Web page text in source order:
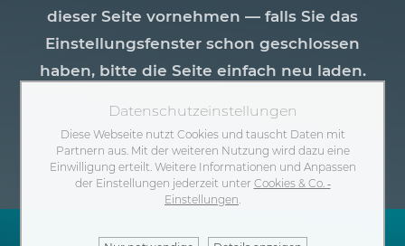
dieser Seite vornehmen — falls Sie das
Einstellungsfenster schon geschlossen
haben, bitte die Seite einfach neu laden.
Datenschutzeinstellungen
Diese Webseite nutzt Cookies und tauscht Daten mit
Partnern aus. Mit der weiteren Nutzung wird dazu eine
Einwilligung erteilt. Weitere Informationen und Anpassen
der Einstellungen jederzeit unter Cookies & Co. ‐
Einstellungen